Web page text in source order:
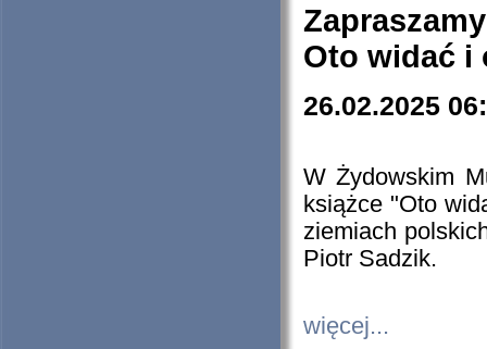
Oto widać i
26.02.2025
W Żydowskim
książce "Oto
ziemiach
Piotr Sadzik.
więcej...